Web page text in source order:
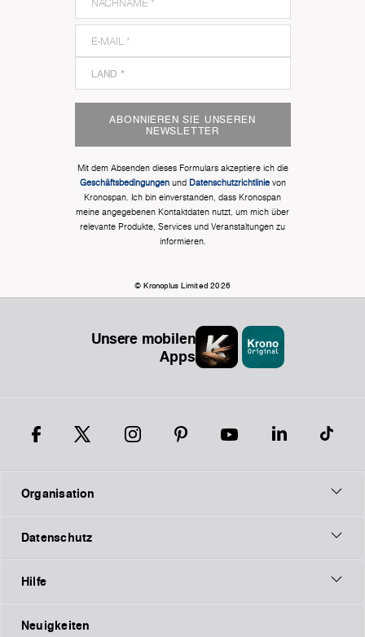
ABONNIEREN SIE UNSEREN
NEWSLETTER
Mit dem Absenden dieses Formulars akzeptiere ich die
Geschäftsbedingungenund Datenschutzrichtlinievon
Kronospan. Ich bin einverstanden, dass Kronospan
meine angegebenen Kontaktdaten nutzt, um mich über
relevante Produkte, Services und Veranstaltungen zu
informieren.
© Kronoplus Limited 2026
Unsere mobilen
Apps
Organisation
Datenschutz
Hilfe
Neuigkeiten